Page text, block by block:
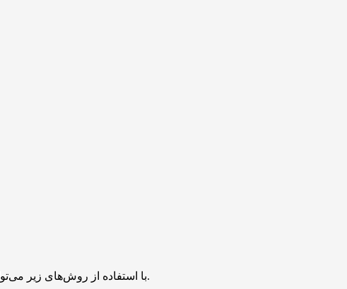
با استفاده از روش‌های زیر می‌توانید این صفحه را با دوستان خود به اشتراک بگذارید.